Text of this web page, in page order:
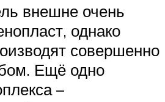
внешне очень
однако
совершенно
Ещё одно
–